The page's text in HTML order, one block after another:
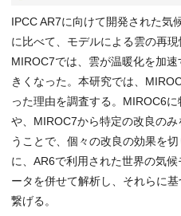
IPCC AR7に向けて開発された気
に比べて、モデルによる雲の再
MIROC7では、雲が温暖化を加
きくなった。本研究では、
った理由を調査する。MIROC6
や、MIROC7から特定の改良の
うことで、個々の改良の効果を
に、AR6で利用された世界の気
ータを併せて解析し、それらに
繋げる。